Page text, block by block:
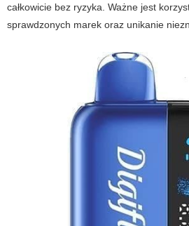
całkowicie bez ryzyka. Ważne jest
sprawdzonych marek oraz unikanie